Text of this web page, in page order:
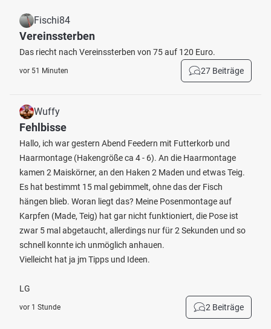
Fischi84
Vereinssterben
Das riecht nach Vereinssterben von 75 auf 120 Euro.
vor 51 Minuten 27 Beiträge
Wuffy
Fehlbisse
Hallo, ich war gestern Abend Feedern mit Futterkorb und
Haarmontage (Hakengröße ca 4 - 6). An die Haarmontage
kamen 2 Maiskörner, an den Haken 2 Maden und etwas Teig.
Es hat bestimmt 15 mal gebimmelt, ohne das der Fisch
hängen blieb. Woran liegt das? Meine Posenmontage auf
Karpfen (Made, Teig) hat gar nicht funktioniert, die Pose ist
zwar 5 mal abgetaucht, allerdings nur für 2 Sekunden und so
schnell konnte ich unmöglich anhauen.
Vielleicht hat ja jm Tipps und Ideen.
LG
vor 1 Stunde 2 Beiträge